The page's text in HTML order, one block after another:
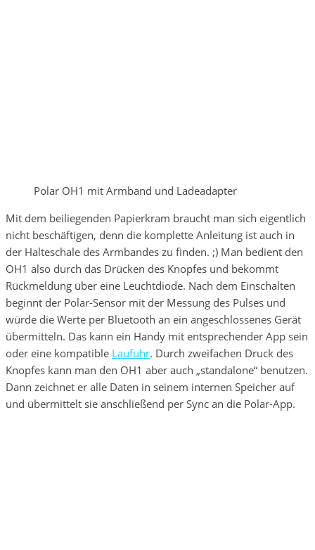
Polar OH1 mit Armband und Ladeadapter
Mit dem beiliegenden Papierkram braucht man sich eigentlich
nicht beschäftigen, denn die komplette Anleitung ist auch in
der Halteschale des Armbandes zu finden. ;) Man bedient den
OH1 also durch das Drücken des Knopfes und bekommt
Rückmeldung über eine Leuchtdiode. Nach dem Einschalten
beginnt der Polar-Sensor mit der Messung des Pulses und
würde die Werte per Bluetooth an ein angeschlossenes Gerät
übermitteln. Das kann ein Handy mit entsprechender App sein
oder eine kompatible Laufuhr. Durch zweifachen Druck des
Knopfes kann man den OH1 aber auch „standalone“ benutzen.
Dann zeichnet er alle Daten in seinem internen Speicher auf
und übermittelt sie anschließend per Sync an die Polar-App.